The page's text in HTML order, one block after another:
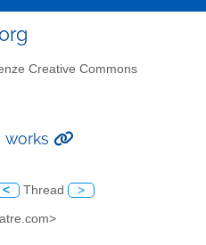
Creative Commons
works
< Thread >